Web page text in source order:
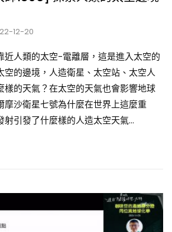
12-20
近人類的太空-電離層，這是進入太空的
空的邊境，人造衛星、太空站、太空人
樣的天氣？在太空的天氣也會影響地球
摩沙衛星七號為什麼在世界上這麼重
引發了什麼樣的人造太空天氣...